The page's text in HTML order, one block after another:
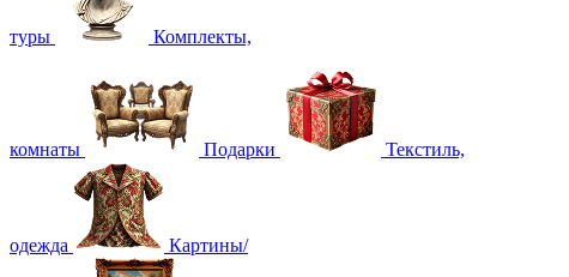
туры Комплекты,
комнаты Подарки Текстиль,
одежда Картины/